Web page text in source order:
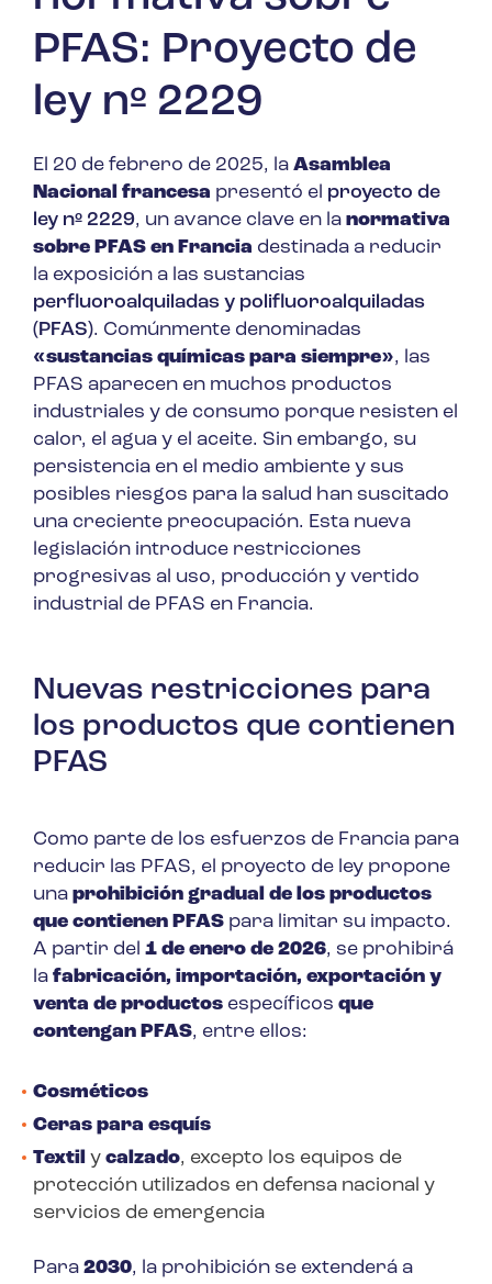
PFAS: Proyecto de
ley nº 2229
El 20 de febrero de 2025, la Asamblea
Nacional francesa presentó el proyecto de
ley nº 2229, un avance clave en la normativa
sobre PFAS en Francia destinada a reducir
la exposición a las sustancias
perfluoroalquiladas y polifluoroalquiladas
(PFAS). Comúnmente denominadas
«sustancias químicas para siempre», las
PFAS aparecen en muchos productos
industriales y de consumo porque resisten el
calor, el agua y el aceite. Sin embargo, su
persistencia en el medio ambiente y sus
posibles riesgos para la salud han suscitado
una creciente preocupación. Esta nueva
legislación introduce restricciones
progresivas al uso, producción y vertido
industrial de PFAS en Francia.
Nuevas restricciones para
los productos que contienen
PFAS
Como parte de los esfuerzos de Francia para
reducir las PFAS, el proyecto de ley propone
una prohibición gradual de los productos
que contienen PFAS para limitar su impacto.
A partir del 1 de enero de 2026, se prohibirá
la fabricación, importación, exportación y
venta de productos específicos que
contengan PFAS, entre ellos:
Cosméticos
Ceras para esquís
Textil y calzado, excepto los equipos de
protección utilizados en defensa nacional y
servicios de emergencia
Para 2030, la prohibición se extenderá a